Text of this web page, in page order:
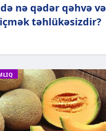
nə qədər qəhvə və
təhlükəsizdir?